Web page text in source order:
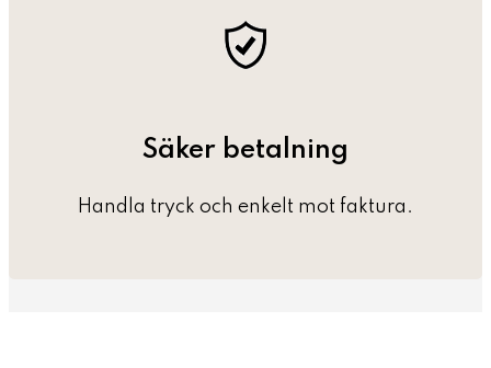
Säker betalning
Handla tryck och enkelt mot faktura.